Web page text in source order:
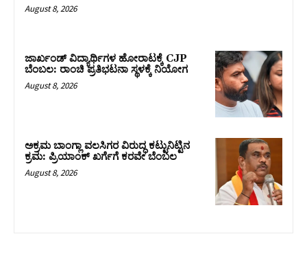
August 8, 2026
ಜಾರ್ಖಂಡ್‌ ವಿದ್ಯಾರ್ಥಿಗಳ ಹೋರಾಟಕ್ಕೆ CJP
ಬೆಂಬಲ: ರಾಂಚಿ ಪ್ರತಿಭಟನಾ ಸ್ಥಳಕ್ಕೆ ನಿಯೋಗ
August 8, 2026
ಅಕ್ರಮ ಬಾಂಗ್ಲಾ ವಲಸಿಗರ ವಿರುದ್ಧ ಕಟ್ಟುನಿಟ್ಟಿನ
ಕ್ರಮ: ಪ್ರಿಯಾಂಕ್ ಖರ್ಗೆಗೆ ಕರವೇ ಬೆಂಬಲ
August 8, 2026